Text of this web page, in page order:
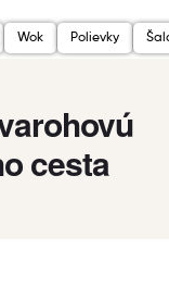
Wok Polievky
cesta